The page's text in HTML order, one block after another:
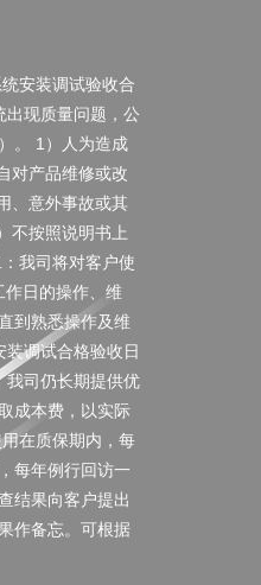
安装调试验收合
出现质量问题，公
。 1）人为造成
对产品维修或改
、意外事故或其
不按照说明书上
我司将对客户使
作日的操作、维
到熟悉操作及维
调试合格验收日
我司仍长期提供优
成本费，以实际
在质保期内，每
每年例行回访一
结果向客户提出
作备忘。可根据